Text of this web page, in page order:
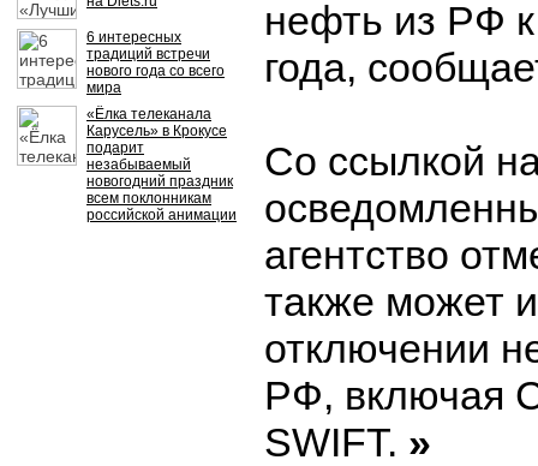
6 интересных
традиций встречи
нового года со всего
мира
«Ёлка телеканала
Карусель» в Крокусе
подарит
незабываемый
новогодний праздник
всем поклонникам
российской анимации
нефть из РФ к
года,
Со ссылкой
агентство
также может
отключении
РФ, включая
SWIFT. »